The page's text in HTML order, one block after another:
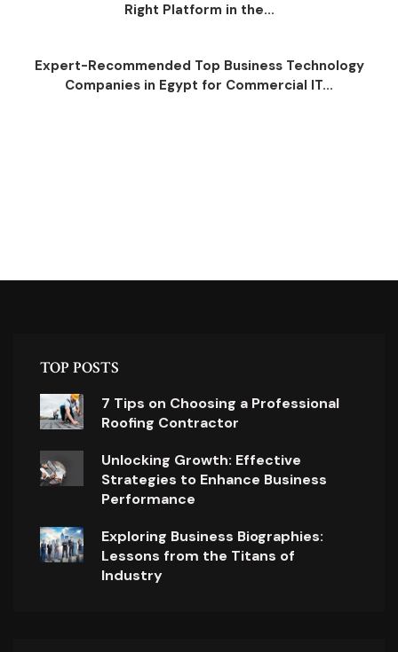
Right Platform in the...
Expert-Recommended Top Business Technology
Companies in Egypt for Commercial IT...
TOP POSTS
7 Tips on Choosing a Professional
Roofing Contractor
Unlocking Growth: Effective
Strategies to Enhance Business
Performance
Exploring Business Biographies:
Lessons from the Titans of
Industry